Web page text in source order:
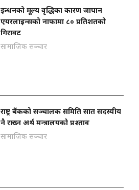
इन्धनको मूल्य वृद्धिका कारण जापान
एयरलाइन्सको नाफामा ८० प्रतिशतको
गिरावट
सामाजिक सञ्चार
राष्ट्र बैंकको सञ्चालक समिति सात सदस्यीय
नै राख्न अर्थ मन्त्रालयको प्रश्ताव
सामाजिक सञ्चार